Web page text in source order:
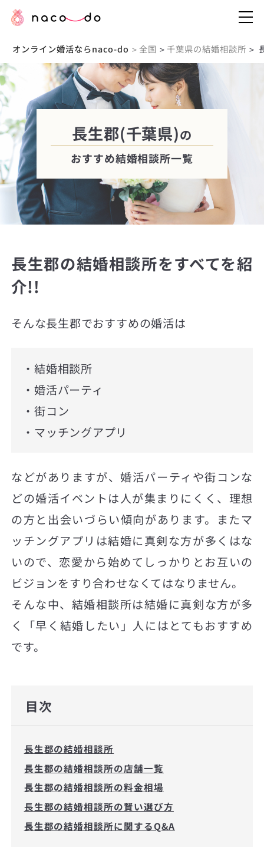
オンライン婚活ならnaco-do > 全国 > 千葉県の結婚相談所 >
長生郡(千葉県)の
おすすめ結婚相談所一覧
長生郡の結婚相談所をすべてを紹
介!!
そんな長生郡でおすすめの婚活は
・結婚相談所
・婚活パーティ
・街コン
・マッチングアプリ
などがありますが、婚活パーティや街コンな
どの婚活イベントは人が集まりにくく、理想
の方と出会いづらい傾向があります。またマ
ッチングアプリは結婚に真剣な方が多くはな
いので、恋愛から始めてしっかりとお互いの
ビジョンをすり合わせなくてはなりません。
そんな中、結婚相談所は結婚に真剣な方が多
く「早く結婚したい」人にはとてもおすすめ
です。
目次
長生郡の結婚相談所
長生郡の結婚相談所の店舗一覧
長生郡の結婚相談所の料金相場
長生郡の結婚相談所の賢い選び方
長生郡の結婚相談所に関するQ&A